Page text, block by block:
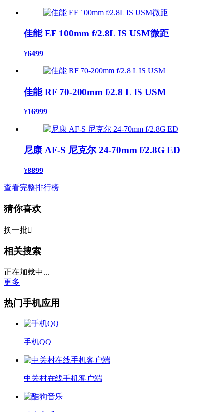
佳能 EF 100mm f/2.8L IS USM微距
¥6499
佳能 RF 70-200mm f/2.8 L IS USM
¥16999
尼康 AF-S 尼克尔 24-70mm f/2.8G ED
¥8899
查看完整排行榜
猜你喜欢
换一批
相关搜索
正在加载中...
更多
热门手机应用
手机QQ
中关村在线手机客户端